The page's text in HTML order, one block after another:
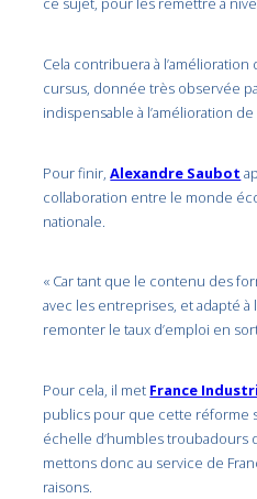
Cela contribuera à
cursus, donnée très observée
indispensable à l’amélioration
Pour finir,Alexandre Saubot
collaboration entre le monde
nationale.
« Car tant que le contenu des
avec les entreprises, et adapté
remonter le taux d’emploi en
Pour cela, il met France
publics pour que cette réforme
échelle d’humbles troubadours
mettons donc au service de
raisons.